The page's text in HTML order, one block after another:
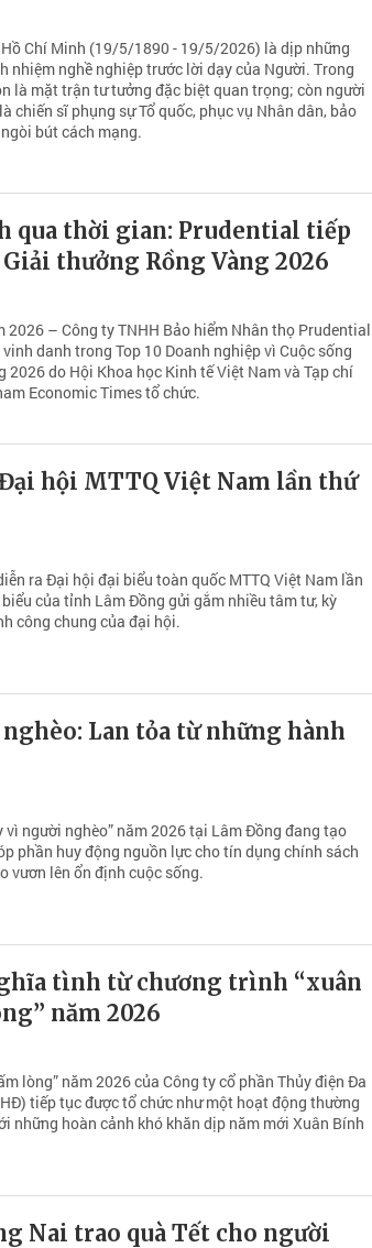
Chí Minh (19/5/1890 - 19/5/2026) là dịp những
nhiệm nghề nghiệp trước lời dạy của Người. Trong
là mặt trận tư tưởng đặc biệt quan trọng; còn người
chiến sĩ phụng sự Tổ quốc, phục vụ Nhân dân, bảo
bút cách mạng.
qua thời gian: Prudential tiếp
thưởng Rồng Vàng 2026
2026 – Công ty TNHH Bảo hiểm Nhân thọ Prudential
danh trong Top 10 Doanh nghiệp vì Cuộc sống
do Hội Khoa học Kinh tế Việt Nam và Tạp chí
Economic Times tổ chức.
hội MTTQ Việt Nam lần thứ
ra Đại hội đại biểu toàn quốc MTTQ Việt Nam lần
của tỉnh Lâm Đồng gửi gắm nhiều tâm tư, kỳ
công chung của đại hội.
Lan tỏa từ những hành
người nghèo” năm 2026 tại Lâm Đồng đang tạo
phần huy động nguồn lực cho tín dụng chính sách
vươn lên ổn định cuộc sống.
tình từ chương trình “xuân
năm 2026
lòng” năm 2026 của Công ty cổ phần Thủy điện Đa
tiếp tục được tổ chức như một hoạt động thường
những hoàn cảnh khó khăn dịp năm mới Xuân Bính
Nai trao quà Tết cho người